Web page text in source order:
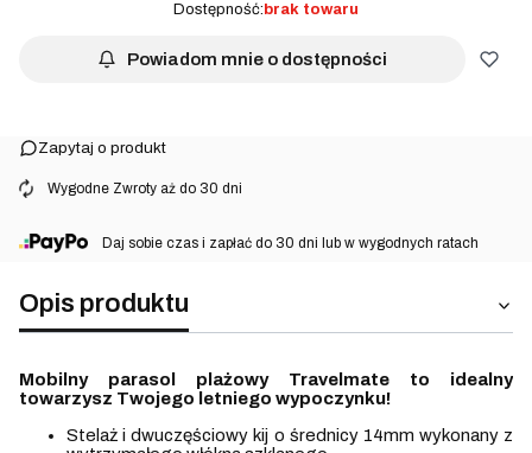
Dostępność: brak towaru
Powiadom mnie o dostępności
Zapytaj o produkt
⠀Wygodne Zwroty aż do 30 dni
⠀Daj sobie czas i zapłać do 30 dni lub w wygodnych ratach
Opis produktu
Mobilny parasol plażowy Travelmate to idealny
towarzysz Twojego letniego wypoczynku!
Stelaż i dwuczęściowy kij o średnicy 14mm wykonany z